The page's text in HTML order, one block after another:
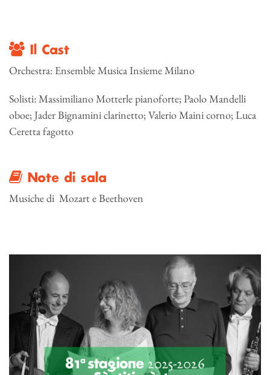
Il Cast
Orchestra: Ensemble Musica Insieme Milano
Solisti: Massimiliano Motterle pianoforte; Paolo Mandelli
oboe; Jader Bignamini clarinetto; Valerio Maini corno; Luca
Ceretta fagotto
Note di sala
Musiche di Mozart e Beethoven